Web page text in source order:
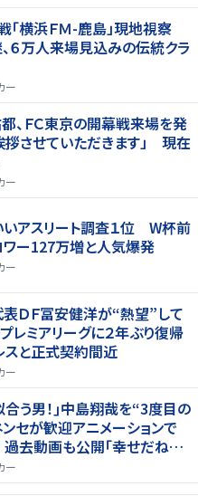
「横浜ＦＭ-鹿島」現地視察
６万人来場見込みの伝統クラ
ー
、ＦＣ東京の開幕戦来場を発
拶させていただきます」 現在
ー
いアスリート調査１位 W杯前
ワー127万増と人気爆発
ー
ＤＦ冨安健洋が“熱望”して
レミアリーグに２年ぶり復帰
スと正式契約間近
ー
う男！｣中島翔哉を“3度目の
セが歓迎アニメーションで
去動画も公開｢幸せだね〜｣
ー